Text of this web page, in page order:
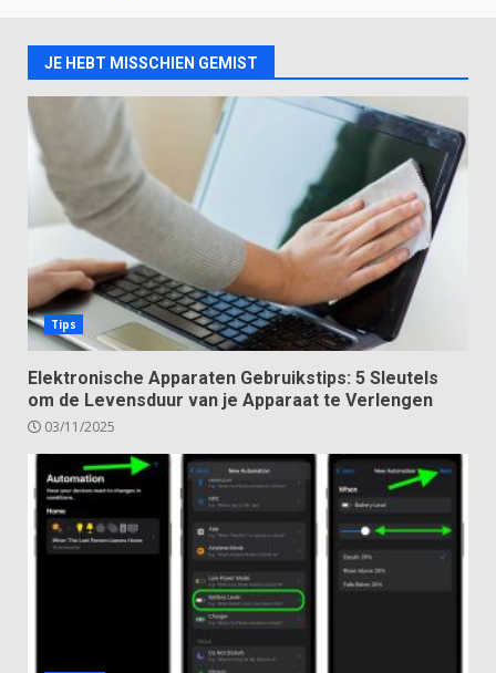
JE HEBT MISSCHIEN GEMIST
Tips
Elektronische Apparaten Gebruikstips: 5 Sleutels
om de Levensduur van je Apparaat te Verlengen
03/11/2025